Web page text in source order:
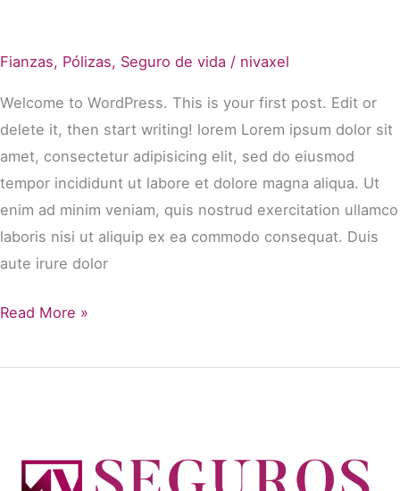
Fianzas, Pólizas, Seguro de vida / nivaxel
Welcome to WordPress. This is your first post. Edit or
delete it, then start writing! lorem Lorem ipsum dolor sit
amet, consectetur adipisicing elit, sed do eiusmod
tempor incididunt ut labore et dolore magna aliqua. Ut
enim ad minim veniam, quis nostrud exercitation ullamco
laboris nisi ut aliquip ex ea commodo consequat. Duis
aute irure dolor
Hello
Read More »